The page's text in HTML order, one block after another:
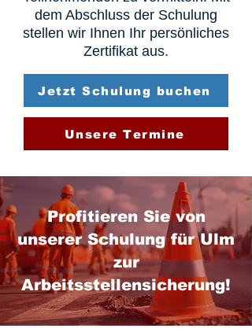
dem Abschluss der Schulung
stellen wir Ihnen Ihr persönliches
Zertifikat aus.
Jetzt Schulung buchen
Unsere Termine
Profitieren Sie von
unserer Schulung für Ulm
zur
Arbeitsstellensicherung!